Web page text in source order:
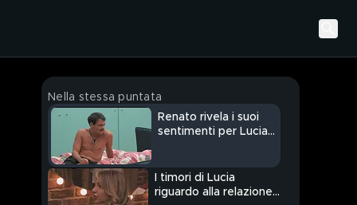
Nella stessa puntata
Renato rivela i suoi
sentimenti per Lucia
I timori di Lucia
riguardo alla relazione